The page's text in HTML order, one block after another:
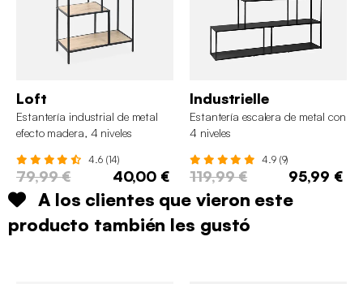
Loft
Estantería industrial de metal
efecto madera, 4 niveles
4.6 (14)
79,99 € 40,00 €
Industrielle
Estantería escalera de metal con
4 niveles
4.9 (9)
119,99 € 95,99 €
A los clientes que vieron este
producto también les gustó